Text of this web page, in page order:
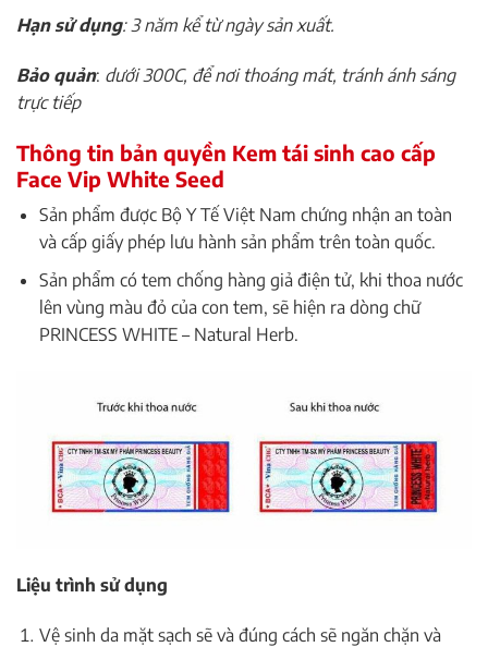
Hạn sử dụng: 3 năm kể từ ngày sản xuất.
Bảo quản: dưới 300C, để nơi thoáng mát, tránh ánh sáng
trực tiếp
Thông tin bản quyền Kem tái sinh cao cấp
Face Vip White Seed
Sản phẩm được Bộ Y Tế Việt Nam chứng nhận an toàn
và cấp giấy phép lưu hành sản phẩm trên toàn quốc.
Sản phẩm có tem chống hàng giả điện tử, khi thoa nước
lên vùng màu đỏ của con tem, sẽ hiện ra dòng chữ
PRINCESS WHITE – Natural Herb.
Liệu trình sử dụng
Vệ sinh da mặt sạch sẽ và đúng cách sẽ ngăn chặn và